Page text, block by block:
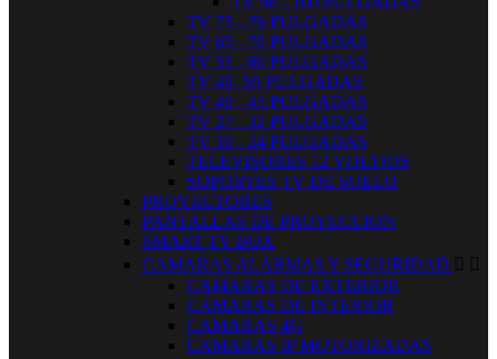
TV 75 - 79 PULGADAS
TV 65 - 70 PULGADAS
TV 55 - 60 PULGADAS
TV 48- 50 PULGADAS
TV 40 - 43 PULGADAS
TV 27 - 32 PULGADAS
TV 10 - 24 PULGADAS
TELEVISORES 12 VOLTIOS
SOPORTES TV DE SUELO
PROYECTORES
PANTALLAS DE PROYECCION
SMART TV BOX
CAMARAS ALARMAS Y SEGURIDAD  
CAMARAS DE EXTERIOR
CAMARAS DE INTERIOR
CAMARAS 4G
CAMARAS IP MOTORIZADAS